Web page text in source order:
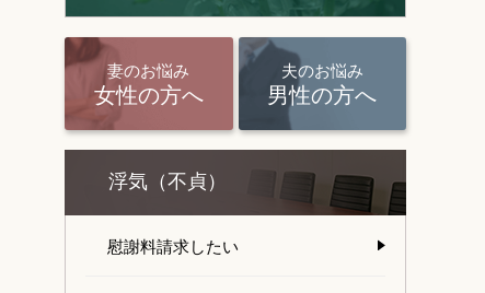
妻のお悩み
女性の方へ
夫のお悩み
男性の方へ
浮気（不貞）
慰謝料請求したい